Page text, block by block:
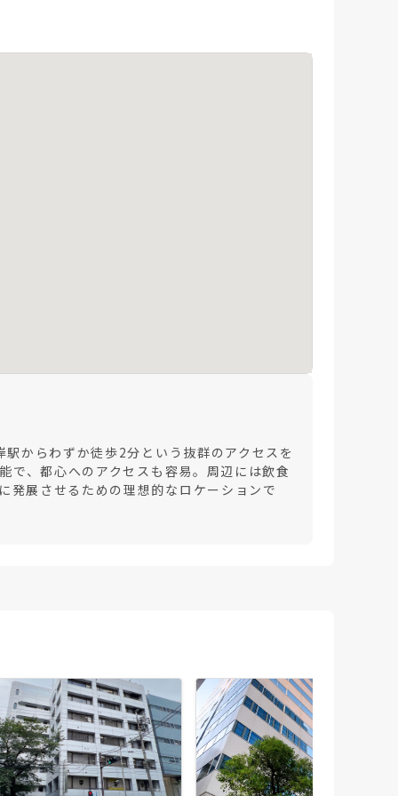
からわずか徒歩2分という抜群のアクセスを
で、都心へのアクセスも容易。周辺には飲食
発展させるための理想的なロケーションで